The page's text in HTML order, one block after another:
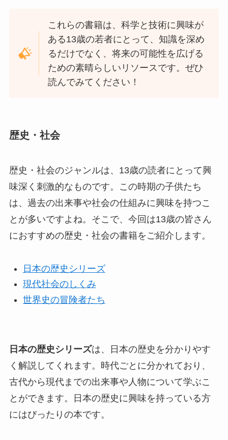
これらの書籍は、科学と技術に興味が
ある13歳の若者にとって、知識を深め
るだけでなく、将来の可能性を広げる
ための素晴らしいリソースです。ぜひ
読んでみてください！
歴史・社会
歴史・社会のジャンルは、13歳の読者にとって興
味深く刺激的なものです。この時期の子供たち
は、過去の出来事や社会の仕組みに興味を持つこ
とが多いですよね。そこで、今回は13歳の皆さん
におすすめの歴史・社会の書籍をご紹介します。
日本の歴史シリーズ
現代社会のしくみ
世界史の冒険者たち
日本の歴史シリーズは、日本の歴史を分かりやす
く解説してくれます。時代ごとに分かれており、
古代から現代までの出来事や人物について学ぶこ
とができます。日本の歴史に興味を持っている方
にはぴったりの本です。